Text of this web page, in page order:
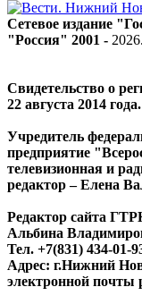
Сетевое издание
"Россия" 2001 - 2026.
Свидетельство о
22 августа 2014 года.
Учредитель
предприятие
телевизионная и
редактор – Елена
Редактор сайта
Альбина
Тел. +7(831) 434-01-
Адрес: г.Нижний
электронной почты